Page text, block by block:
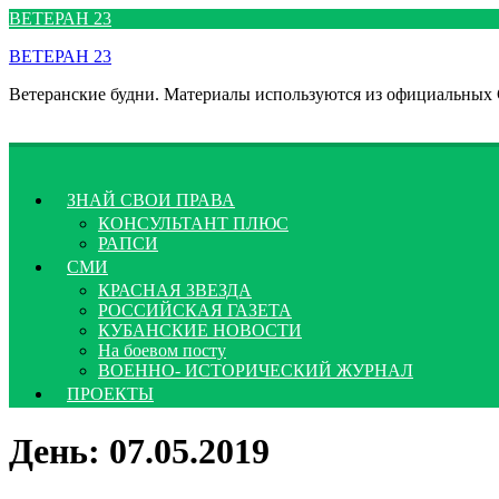
Перейти
содержимому
ВЕТЕРАН 23
ВЕТЕРАН 23
Ветеранские будни. Материалы используются из
ЗНАЙ СВОИ ПРАВА
КОНСУЛЬТАНТ ПЛЮС
РАПСИ
СМИ
КРАСНАЯ ЗВЕЗДА
РОССИЙСКАЯ ГАЗЕТА
КУБАНСКИЕ НОВОСТИ
На боевом посту
ВОЕННО- ИСТОРИЧЕСКИЙ ЖУРНАЛ
ПРОЕКТЫ
День: 07.05.2019